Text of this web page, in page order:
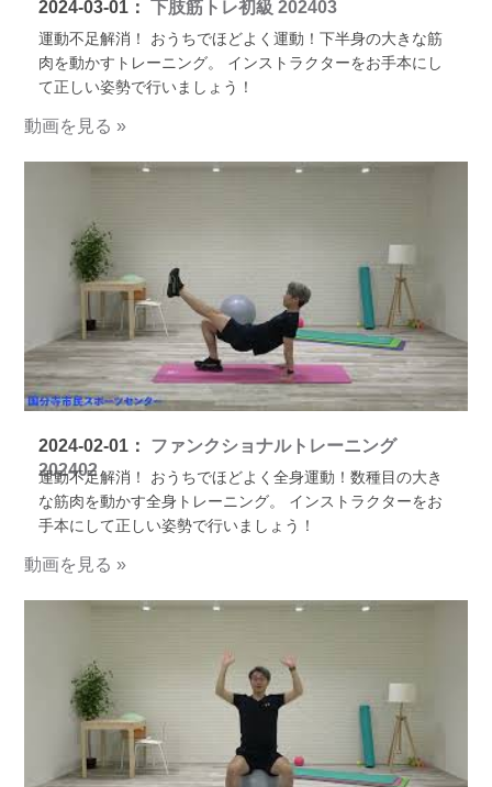
2024-03-01： 下肢筋トレ初級 202403
運動不足解消！ おうちでほどよく運動！下半身の大きな筋
肉を動かすトレーニング。 インストラクターをお手本にし
て正しい姿勢で行いましょう！
動画を見る »
2024-02-01：
ファンクショナルトレーニング
202402
運動不足解消！ おうちでほどよく全身運動！数種目の大き
な筋肉を動かす全身トレーニング。 インストラクターをお
手本にして正しい姿勢で行いましょう！
動画を見る »